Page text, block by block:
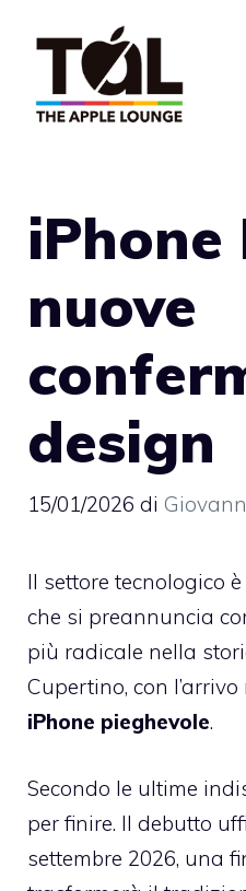
contenuto
iPhone
nuove
design
15/01/2026 di
Il settore tecnologico
che si preannuncia
più radicale nella
Cupertino, con
iPhone pieghevole.
Secondo le ultime
per finire. Il debutto
settembre 2026, una